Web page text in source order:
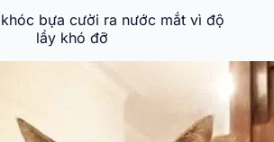
bựa cười ra nước mắt vì độ
lầy khó đỡ